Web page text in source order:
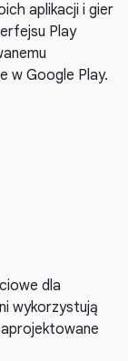
aplikacji i gier
Play
w Google Play.
dla
wykorzystują